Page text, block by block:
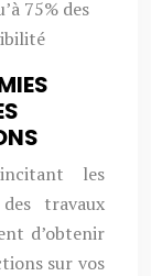
75% des
les
travaux
d’obtenir
sur vos